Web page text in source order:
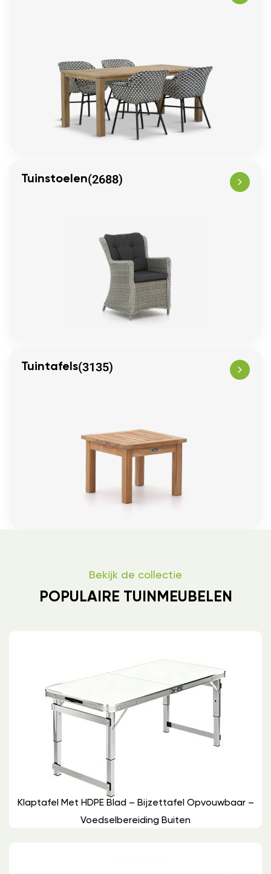
Tuinstoelen(2688)
Tuintafels(3135)
Bekijk de collectie
POPULAIRE TUINMEUBELEN
Klaptafel Met HDPE Blad – Bijzettafel Opvouwbaar –
Voedselbereiding Buiten